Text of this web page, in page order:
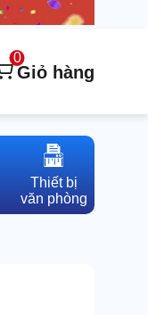
0
Giỏ hàng
Thiết bị
văn phòng